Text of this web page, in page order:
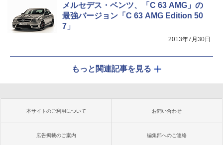
メルセデス・ベンツ、「C 63 AMG」の
最強バージョン「C 63 AMG Edition 50
7」
2013年7月30日
もっと関連記事を見る
本サイトのご利用について お問い合わせ
広告掲載のご案内 編集部へのご連絡